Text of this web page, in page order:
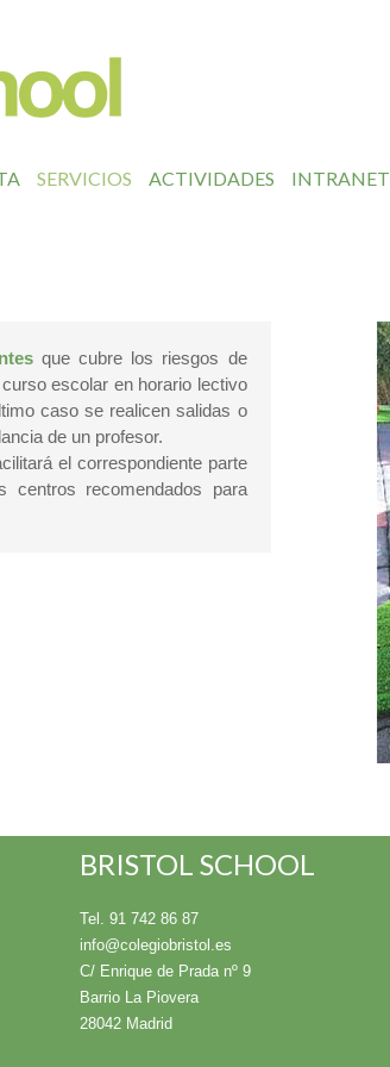
SERVICIOS ACTIVIDADES INTRANET
que cubre los riesgos de
escolar en horario lectivo
caso se realicen salidas o
de un profesor.
el correspondiente parte
recomendados para
BRISTOL SCHOOL
Tel. 91 742 86 87
info@colegiobristol.es
C/ Enrique de Prada nº 9
Barrio La Piovera
28042 Madrid